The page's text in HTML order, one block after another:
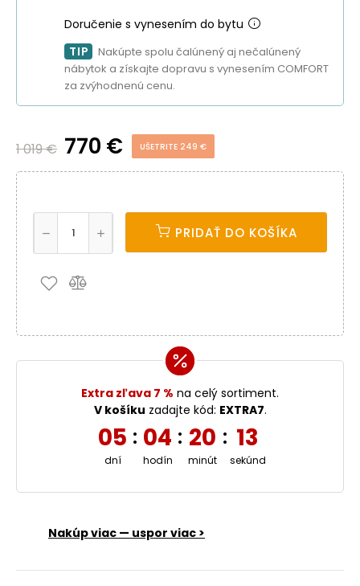
Doručenie s vynesením do bytu
TIP
Nakúpte spolu čalúnený aj nečalúnený
nábytok a získajte dopravu s vynesením COMFORT
za zvýhodnenú cenu.
1 019 € 770 € UŠETRITE 249 €
PRIDAŤ DO KOŠÍKA
Extra zľava 7 % na celý sortiment.
V košíku zadajte kód: EXTRA7.
05
dní
: 04
hodín
: 20
minút
: 12
sekúnd
Nakúp viac — uspor viac >